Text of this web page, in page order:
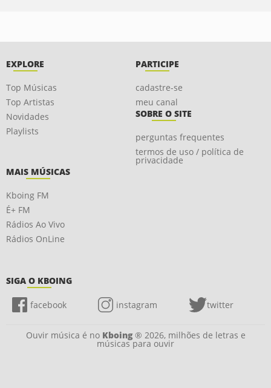
EXPLORE
Top Músicas
Top Artistas
Novidades
Playlists
PARTICIPE
cadastre-se
meu canal
SOBRE O SITE
perguntas frequentes
termos de uso / política de
privacidade
MAIS MÚSICAS
Kboing FM
É+ FM
Rádios Ao Vivo
Rádios OnLine
SIGA O KBOING
facebook instagram twitter
Ouvir música é no Kboing® 2026, milhões de letras e
músicas para ouvir